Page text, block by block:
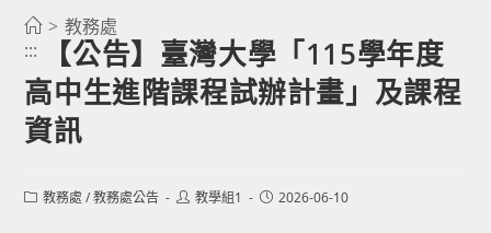
> 教務處
:::
【公告】臺灣大學「115學年度
高中生進階課程試辦計畫」及課程
資訊
Post教務處 / 教務處公告
Post教學組1
Post2026-06-10